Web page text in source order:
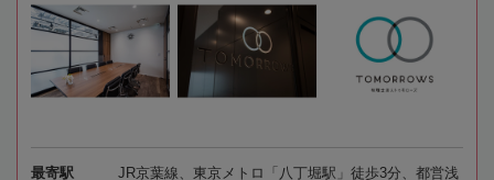
最寄駅
JR京葉線、東京メトロ「八丁堀駅」徒歩3分、都営浅